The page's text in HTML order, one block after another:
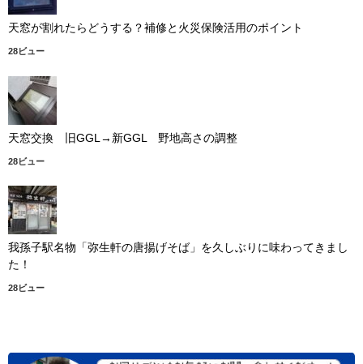
天窓が割れたらどうする？補修と火災保険活用のポイント
28ビュー
天窓交換 旧GGL→新GGL 野地高さの調整
28ビュー
我孫子駅名物「弥生軒の唐揚げそば」を久しぶりに味わってきまし
た！
28ビュー